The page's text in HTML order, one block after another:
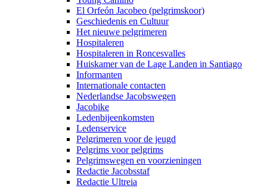
El Orfeón Jacobeo (pelgrimskoor)
Geschiedenis en Cultuur
Het nieuwe pelgrimeren
Hospitaleren
Hospitaleren in Roncesvalles
Huiskamer van de Lage Landen in Santiago
Informanten
Internationale contacten
Nederlandse Jacobswegen
Jacobike
Ledenbijeenkomsten
Ledenservice
Pelgrimeren voor de jeugd
Pelgrims voor pelgrims
Pelgrimswegen en voorzieningen
Redactie Jacobsstaf
Redactie Ultreia